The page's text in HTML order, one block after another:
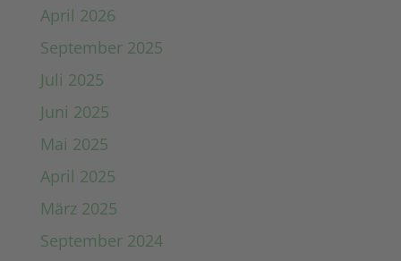
April 2026
September 2025
Juli 2025
Juni 2025
Mai 2025
April 2025
März 2025
September 2024